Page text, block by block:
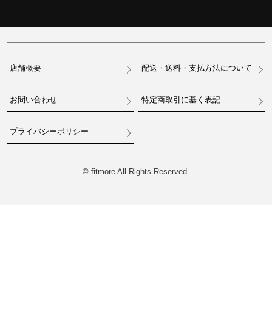
店舗概要 配送・送料・支払方法について
お問い合わせ 特定商取引に基く表記
プライバシーポリシー
© fitmore All Rights Reserved.